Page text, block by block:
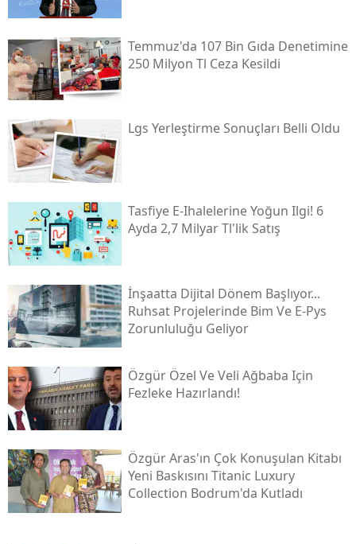
Temmuz'da 107 Bin Gıda Denetimine
250 Milyon Tl Ceza Kesildi
Lgs Yerleştirme Sonuçları Belli Oldu
Tasfiye E-Ihalelerine Yoğun Ilgi! 6
Ayda 2,7 Milyar Tl'lik Satış
İnşaatta Dijital Dönem Başlıyor...
Ruhsat Projelerinde Bim Ve E-Pys
Zorunluluğu Geliyor
Özgür Özel Ve Veli Ağbaba Için
Fezleke Hazırlandı!
Özgür Aras'ın Çok Konuşulan Kitabı
Yeni Baskısını Titanic Luxury
Collection Bodrum'da Kutladı